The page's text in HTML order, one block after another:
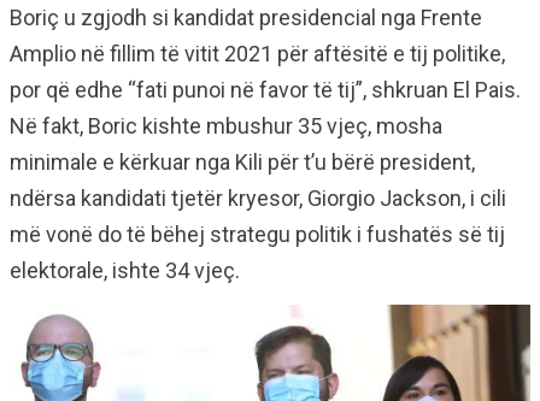
Boriç u zgjodh si kandidat presidencial nga Frente
Amplio në fillim të vitit 2021 për aftësitë e tij politike,
por që edhe “fati punoi në favor të tij”, shkruan El Pais.
Në fakt, Boric kishte mbushur 35 vjeç, mosha
minimale e kërkuar nga Kili për t’u bërë president,
ndërsa kandidati tjetër kryesor, Giorgio Jackson, i cili
më vonë do të bëhej strategu politik i fushatës së tij
elektorale, ishte 34 vjeç.